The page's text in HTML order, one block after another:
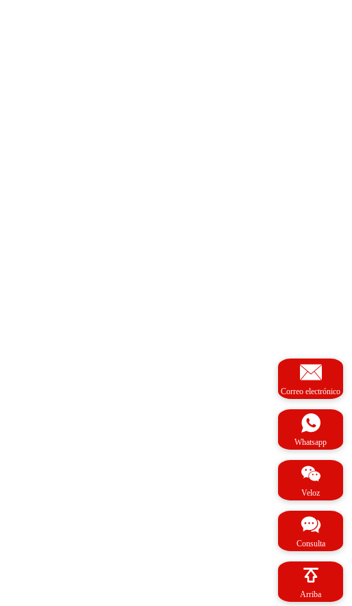
Correo electrónico
Whatsapp
Veloz
Consulta
Arriba